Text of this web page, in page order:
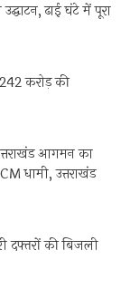
ढाई घंटे में पूरा
करोड़ की
आगमन का
धामी, उत्तराखंड
दफ्तरों की बिजली